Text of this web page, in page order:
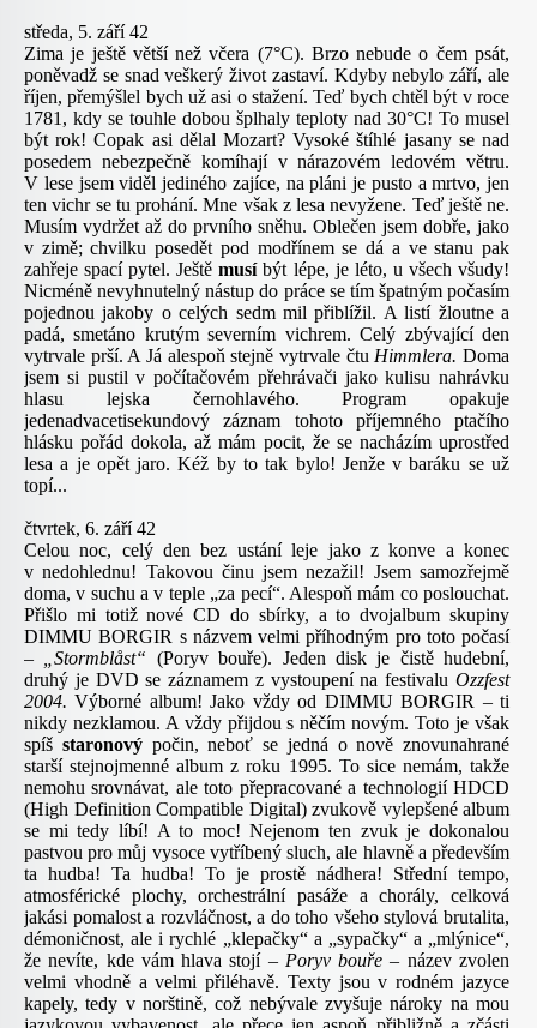
středa, 5. září 42
Zima je ještě větší než včera (7°C). Brzo nebude o čem psát,
poněvadž se snad veškerý život zastaví. Kdyby nebylo září, ale
říjen, přemýšlel bych už asi o stažení. Teď bych chtěl být v roce
1781, kdy se touhle dobou šplhaly teploty nad 30°C! To musel
být rok! Copak asi dělal Mozart? Vysoké štíhlé jasany se nad
posedem nebezpečně komíhají v nárazovém ledovém větru.
V lese jsem viděl jediného zajíce, na pláni je pusto a mrtvo, jen
ten vichr se tu prohání. Mne však z lesa nevyžene. Teď ještě ne.
Musím vydržet až do prvního sněhu. Oblečen jsem dobře, jako
v zimě; chvilku posedět pod modřínem se dá a ve stanu pak
zahřeje spací pytel. Ještěmusíbýt lépe, je léto, u všech všudy!
Nicméně nevyhnutelný nástup do práce se tím špatným počasím
pojednou jakoby o celých sedm mil přiblížil. A listí žloutne a
padá, smetáno krutým severním vichrem. Celý zbývající den
vytrvale prší. A Já alespoň stejně vytrvale čtu Himmlera.Doma
jsem si pustil v počítačovém přehrávači jako kulisu nahrávku
hlasu lejska černohlavého. Program opakuje
jedenadvacetisekundový záznam tohoto příjemného ptačího
hlásku pořád dokola, až mám pocit, že se nacházím uprostřed
lesa a je opět jaro. Kéž by to tak bylo! Jenže v baráku se už
topí...
čtvrtek, 6. září 42
Celou noc, celý den bez ustání leje jako z konve a konec
v nedohlednu! Takovou činu jsem nezažil! Jsem samozřejmě
doma, v suchu a v teple „za pecí“. Alespoň mám co poslouchat.
Přišlo mi totiž nové CD do sbírky, a to dvojalbum skupiny
DIMMU BORGIR s názvem velmi příhodným pro toto počasí
–
„Stormblåst“ (Poryv bouře). Jeden disk je čistě hudební,
druhý je DVD se záznamem z vystoupení na festivalu Ozzfest
2004.Výborné album! Jako vždy od DIMMU BORGIR – ti
nikdy nezklamou. A vždy přijdou s něčím novým. Toto je však
spíš staronovýpočin, neboť se jedná o nově znovunahrané
starší stejnojmenné album z roku 1995. To sice nemám, takže
nemohu srovnávat, ale toto přepracované a technologií HDCD
(High Definition Compatible Digital) zvukově vylepšené album
se mi tedy líbí! A to moc! Nejenom ten zvuk je dokonalou
pastvou pro můj vysoce vytříbený sluch, ale hlavně a především
ta hudba! Ta hudba! To je prostě nádhera! Střední tempo,
atmosférické plochy, orchestrální pasáže a chorály, celková
jakási pomalost a rozvláčnost, a do toho všeho stylová brutalita,
démoničnost, ale i rychlé „klepačky“ a „sypačky“ a „mlýnice“,
že nevíte, kde vám hlava stojí – Poryv bouře – název zvolen
velmi vhodně a velmi přiléhavě. Texty jsou v rodném jazyce
kapely, tedy v norštině, což nebývale zvyšuje nároky na mou